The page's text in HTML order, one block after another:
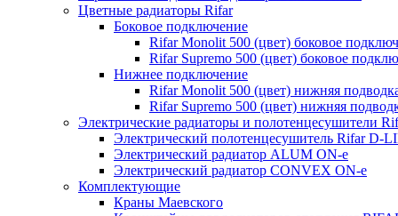
Цветные радиаторы Rifar
Боковое подключение
Rifar Monolit 500 (цвет) боковое
Rifar Supremo 500 (цвет) боковое
Нижнее подключение
Rifar Monolit 500 (цвет) нижняя
Rifar Supremo 500 (цвет) нижняя
Электрические радиаторы и полотенцесушители
Электрический полотенцесушитель Rifar D-
Электрический радиатор ALUM ON-e
Электрический радиатор CONVEX ON-e
Комплектующие
Краны Маевского